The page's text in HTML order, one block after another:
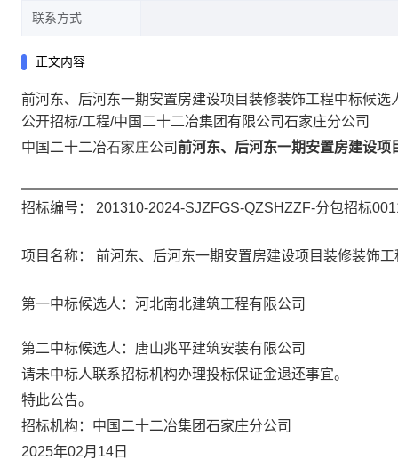
联系方式
正文内容
前河东、后河东一期安置房建设项目装修装饰工程中标候选
公开招标/工程/中国二十二冶集团有限公司石家庄分公司
中国二十二冶石家庄公司前河东、后河东一期安置房建设
招标编号： 201310-2024-SJZFGS-QZSHZZF-分包招标
项目名称： 前河东、后河东一期安置房建设项目装修装饰工
第一中标候选人：河北南北建筑工程有限公司
第二中标候选人：唐山兆平建筑安装有限公司
请未中标人联系招标机构办理投标保证金退还事宜。
特此公告。
招标机构 ：中国二十二冶集团石家庄分公司
2025年02月 14 日